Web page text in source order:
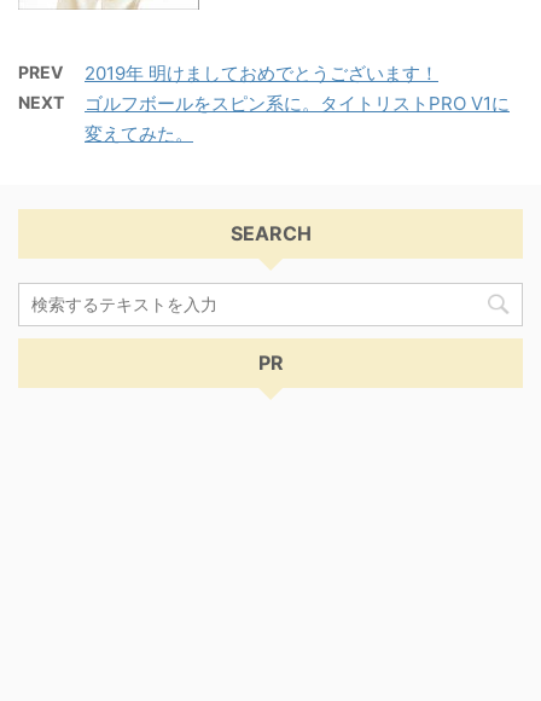
PREV 2019年 明けましておめでとうございます！
NEXT
ゴルフボールをスピン系に。タイトリストPRO V1に
変えてみた。
SEARCH
PR